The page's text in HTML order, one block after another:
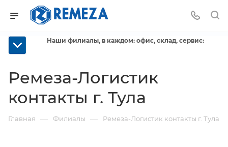
Наши филиалы, в каждом: офис, склад, сервис:
Ремеза-Логистик
контакты г. Тула
Главная — Филиалы — Ремеза-Логистик контакты г. Тула